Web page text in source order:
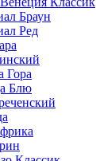
Браун
Ред
Гора
Блю